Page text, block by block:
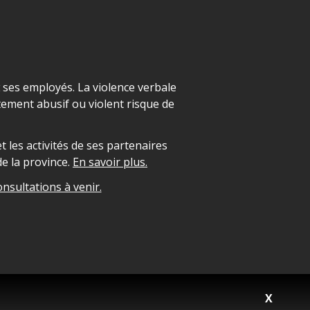
X
employés. La violence verbale
abusif ou violent risque de
les activités de ses partenaires
la province. En savoir plus.
à venir.